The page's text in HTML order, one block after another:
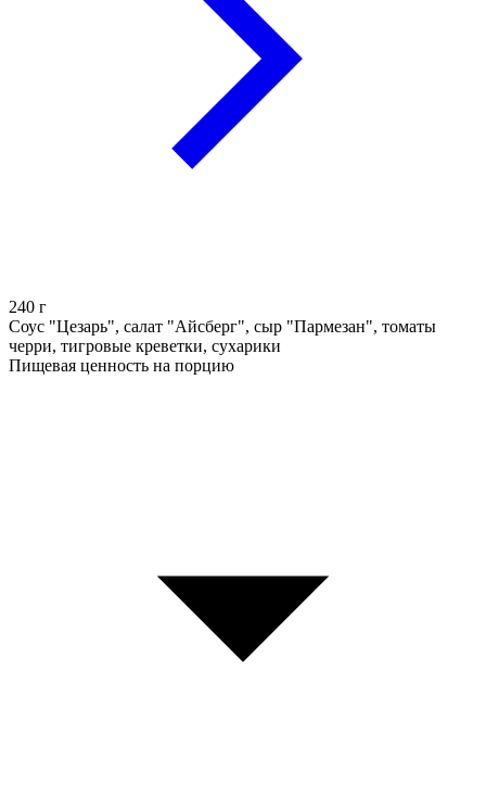
240 г
Соус "Цезарь", салат "Айсберг", сыр "Пармезан", томаты
черри, тигровые креветки, сухарики
Пищевая ценность на порцию